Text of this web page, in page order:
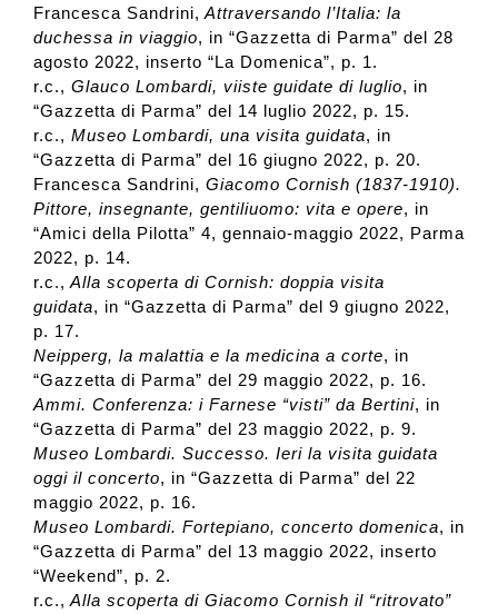
Francesca Sandrini, Attraversando l’Italia: la
duchessa in viaggio, in “Gazzetta di Parma” del 28
agosto 2022, inserto “La Domenica”, p. 1.
r.c., Glauco Lombardi, viiste guidate di luglio, in
“Gazzetta di Parma” del 14 luglio 2022, p. 15.
r.c., Museo Lombardi, una visita guidata, in
“Gazzetta di Parma” del 16 giugno 2022, p. 20.
Francesca Sandrini, Giacomo Cornish (1837-1910).
Pittore, insegnante, gentiliuomo: vita e opere, in
“Amici della Pilotta” 4, gennaio-maggio 2022, Parma
2022, p. 14.
r.c., Alla scoperta di Cornish: doppia visita
guidata, in “Gazzetta di Parma” del 9 giugno 2022,
p. 17.
Neipperg, la malattia e la medicina a corte, in
“Gazzetta di Parma” del 29 maggio 2022, p. 16.
Ammi. Conferenza: i Farnese “visti” da Bertini, in
“Gazzetta di Parma” del 23 maggio 2022, p. 9.
Museo Lombardi. Successo. Ieri la visita guidata
oggi il concerto, in “Gazzetta di Parma” del 22
maggio 2022, p. 16.
Museo Lombardi. Fortepiano, concerto domenica, in
“Gazzetta di Parma” del 13 maggio 2022, inserto
“Weekend”, p. 2.
r.c., Alla scoperta di Giacomo Cornish il “ritrovato”
2016
2015
2014
2013
2012
2011
2010
2009